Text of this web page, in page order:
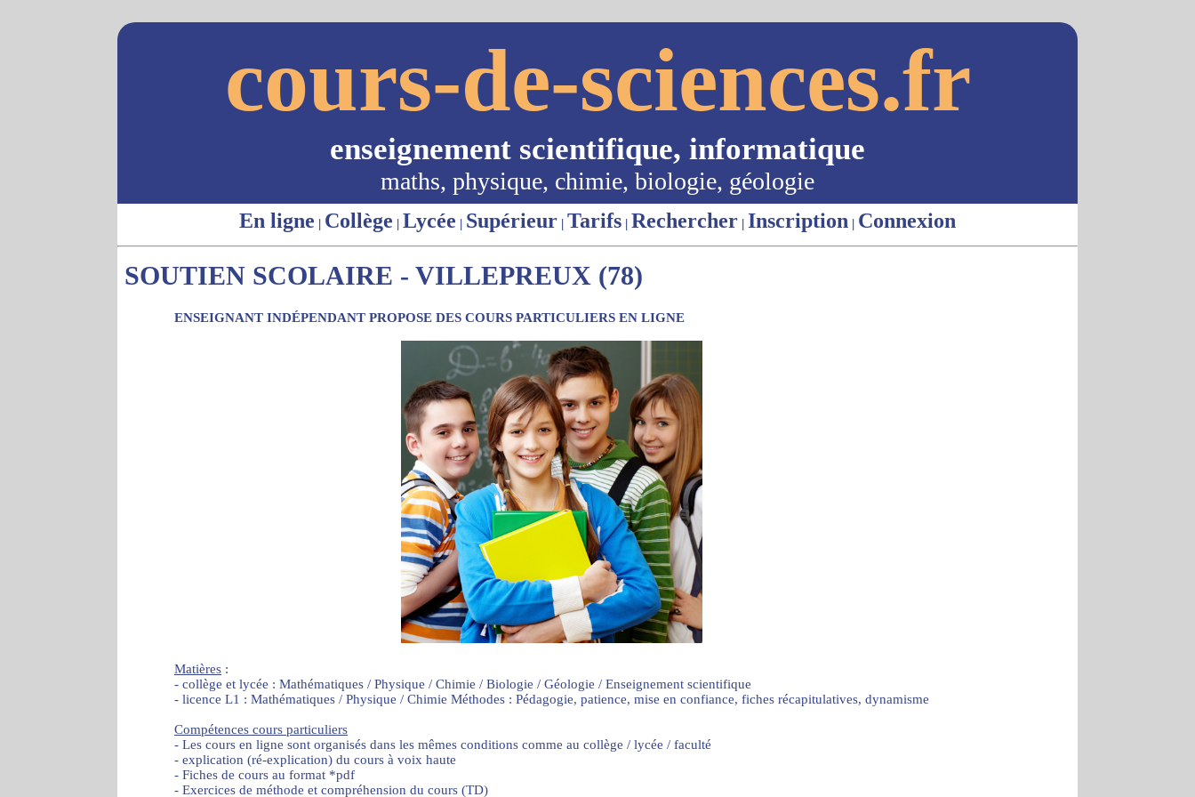
cours-de-sciences.fr
enseignement scientifique, informatique
maths, physique, chimie, biologie, géologie
En ligne | Collège | Lycée | Supérieur | Tarifs | Rechercher | Inscription | Connexion
SOUTIEN SCOLAIRE - VILLEPREUX (78)
ENSEIGNANT INDÉPENDANT PROPOSE DES COURS PARTICULIERS EN LIGNE
Matières :
- collège et lycée : Mathématiques / Physique / Chimie / Biologie / Géologie / Enseignement scientifique
- licence L1 : Mathématiques / Physique / Chimie Méthodes : Pédagogie, patience, mise en confiance, fiches récapitulatives, dynamisme
Compétences cours particuliers
- Les cours en ligne sont organisés dans les mêmes conditions comme au collège / lycée / faculté
- explication (ré-explication) du cours à voix haute
- Fiches de cours au format *pdf
- Exercices de méthode et compréhension du cours (TD)